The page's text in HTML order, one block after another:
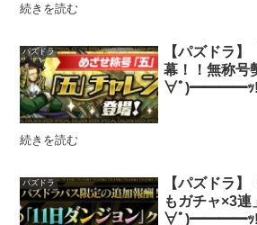
続きを読む
パズドラ
【パズドラ
幕！！無称
∀ﾟ)━━━━ｯ!!
続きを読む
パズドラ
【パズドラ
もガチャ×3
∀ﾟ)━━━━ｯ!!